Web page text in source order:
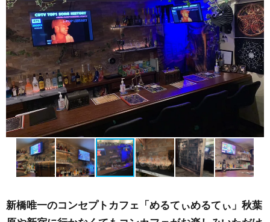
新橋唯一のコンセプトカフェ「めるてぃめるてぃ」秋葉